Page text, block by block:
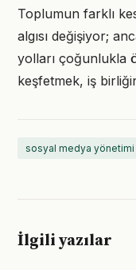
Toplumun farklı
algısı değişiyor;
yolları çoğunlukla
keşfetmek, iş
sosyal medya yönetimi
İlgili yazılar